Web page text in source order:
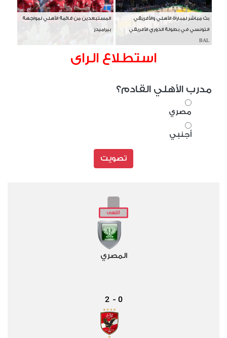
بث مباشر لمباراة الأهلي والأفريقي
التونسي في بطولة الدوري الأفريقي
BAL
المستبعدين من قائمة الأهلي لمواجهة
بيراميدز
استطلاع الراى
مدرب الأهلي القادم؟
مصري
أجنبي
تصويت
المصري
0
-
2